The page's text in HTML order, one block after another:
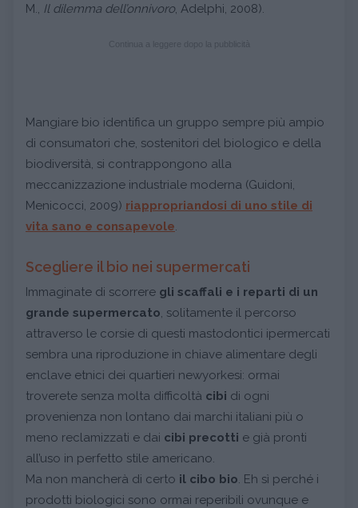
M., Il dilemma dell’onnivoro, Adelphi, 2008).
Mangiare bio identifica un gruppo sempre più ampio
di consumatori che, sostenitori del biologico e della
biodiversità, si contrappongono alla
meccanizzazione industriale moderna (Guidoni,
Menicocci, 2009) riappropriandosi di uno stile di
vita sano e consapevole.
Scegliere il bio nei supermercati
Immaginate di scorrere gli scaffali e i reparti di un
grande supermercato, solitamente il percorso
attraverso le corsie di questi mastodontici ipermercati
sembra una riproduzione in chiave alimentare degli
enclave etnici dei quartieri newyorkesi: ormai
troverete senza molta difficoltà cibi di ogni
provenienza non lontano dai marchi italiani più o
meno reclamizzati e dai cibi precotti e già pronti
all’uso in perfetto stile americano.
Ma non mancherà di certo il cibo bio. Eh sì perché i
prodotti biologici sono ormai reperibili ovunque e